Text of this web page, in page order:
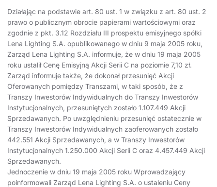
Działając na podstawie art. 80 ust. 1 w związku z art. 80 ust. 2
prawo o publicznym obrocie papierami wartościowymi oraz
zgodnie z pkt. 3.12 Rozdziału III prospektu emisyjnego spółki
Lena Lighting S.A. opublikowanego w dniu 9 maja 2005 roku,
Zarząd Lena Lighting S.A. informuje, że w dniu 19 maja 2005
roku ustalił Cenę Emisyjną Akcji Serii C na poziomie 7,10 zł.
Zarząd informuje także, że dokonał przesunięć Akcji
Oferowanych pomiędzy Transzami, w taki sposób, że z
Transzy Inwestorów Indywidualnych do Transzy Inwestorów
Instytucjonalnych, przesuniętych zostało 1.107.449 Akcji
Sprzedawanych. Po uwzględnieniu przesunięć ostatecznie w
Transzy Inwestorów Indywidualnych zaoferowanych zostało
442.551 Akcji Sprzedawanych, a w Transzy Inwestorów
Instytucjonalnych 1.250.000 Akcji Serii C oraz 4.457.449 Akcji
Sprzedawanych.
Jednoczenie w dniu 19 maja 2005 roku Wprowadzający
poinformowali Zarząd Lena Lighting S.A. o ustaleniu Ceny